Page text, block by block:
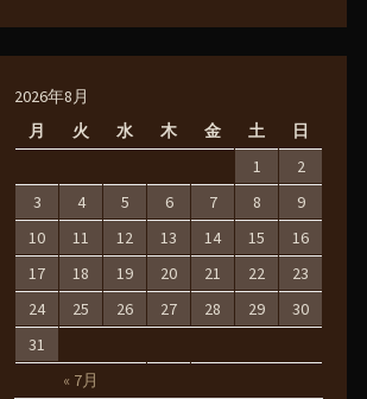
2026年8月
月
火 水 木 金 土 日
« 7月
1
2
3
4 5 6 7 8
9
10
11 12 13 14 15
16
17
18 19 20 21 22
23
24
25 26 27 28 29
30
31